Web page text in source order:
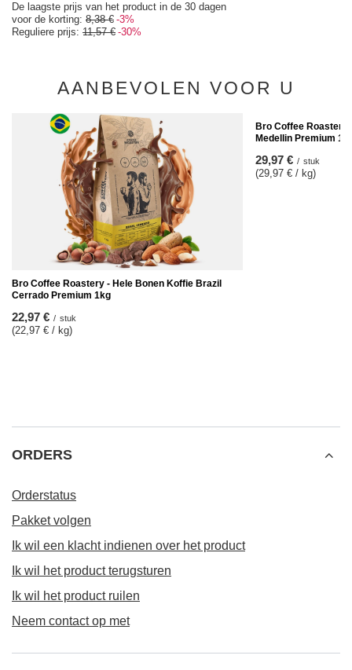
De laagste prijs van het product in de 30 dagen
voor de korting: 8,38 € -3%
Reguliere prijs: 11,57 € -30%
AANBEVOLEN VOOR U
Bro Coffee Roastery - Hele Bonen Koffie Brazil
Cerrado Premium 1kg
22,97 € / stuk
(22,97 € / kg)
Bro Coffee Roastery
Medellin Premium
29,97 € / stuk
(29,97 € / kg)
ORDERS
Orderstatus
Pakket volgen
Ik wil een klacht indienen over het product
Ik wil het product terugsturen
Ik wil het product ruilen
Neem contact op met